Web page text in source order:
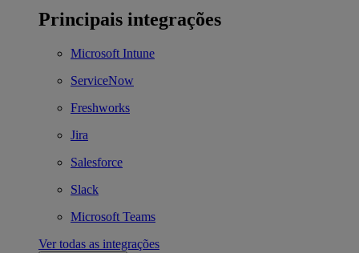
Principais integrações
Microsoft Intune
ServiceNow
Freshworks
Jira
Salesforce
Slack
Microsoft Teams
Ver todas as integrações